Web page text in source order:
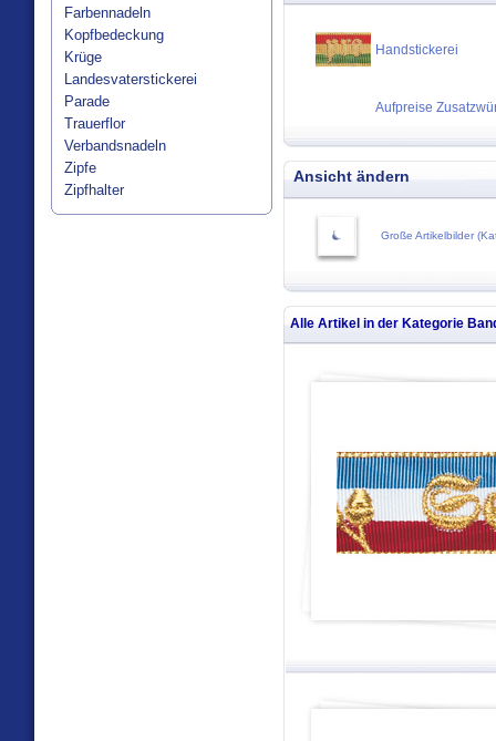
Farbennadeln
Kopfbedeckung
Krüge
Landesvaterstickerei
Parade
Trauerflor
Verbandsnadeln
Zipfe
Zipfhalter
Handstickerei
Aufpreise
Ansicht ändern
Große Artikelbilder
Alle Artikel in der Kategorie